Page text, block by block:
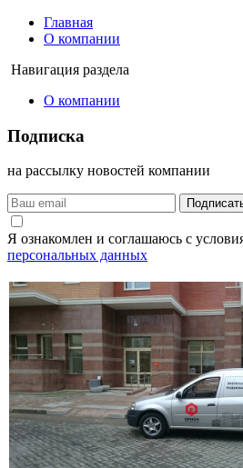
Главная
О компании
Навигация раздела
О компании
Подписка
на рассылку новостей компании
Я ознакомлен и соглашаюсь с
персональных данных